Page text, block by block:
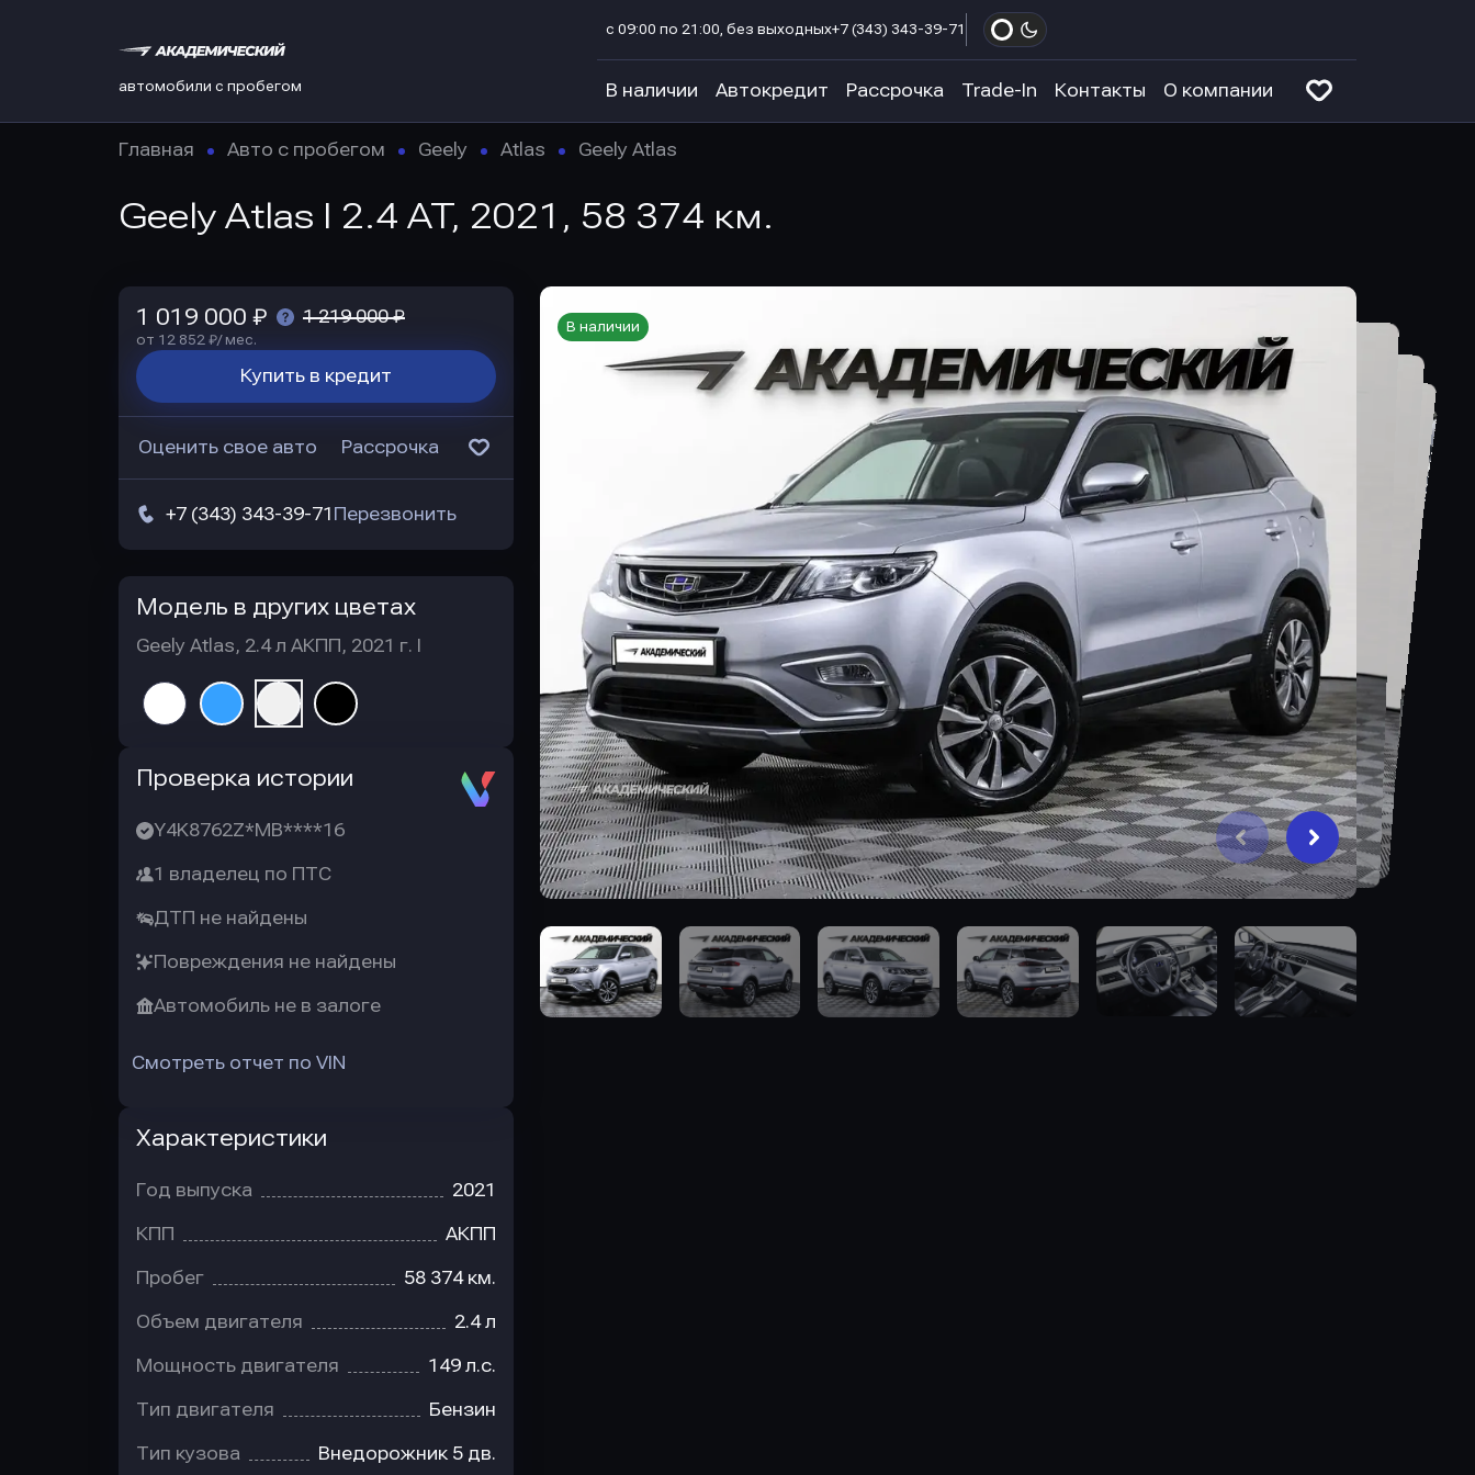
автомобили с пробегом
с 09:00 по 21:00, без выходных+7 (343) 343-39-71
В наличии Автокредит Рассрочка Trade-In Контакты О компании
Главная Авто с пробегом Geely Atlas Geely Atlas
Geely Atlas I 2.4 AT, 2021, 58 374 км.
В наличии
1 019 000 ₽ 1 219 000 ₽
от 12 852 ₽/ мес.
Купить в кредит
Оценить свое авто Рассрочка
+7 (343) 343-39-71 Перезвонить
Модель в других цветах
Geely Atlas, 2.4 л АКПП, 2021 г. I
Проверка истории
Y4K8762Z*MB****16
1 владелец по ПТС
ДТП не найдены
Повреждения не найдены
Автомобиль не в залоге
Смотреть отчет по VIN
Характеристики
Год выпуска 2021
КПП АКПП
Пробег 58 374 км.
Объем двигателя 2.4 л
Мощность двигателя 149 л.с.
Тип двигателя Бензин
Тип кузова Внедорожник 5 дв.